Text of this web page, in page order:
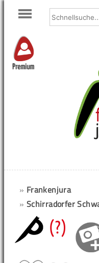
Premium
» Frankenjura
» Schirradorfer
(?)